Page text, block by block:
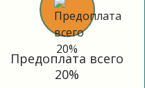
Предоплата всего
20%